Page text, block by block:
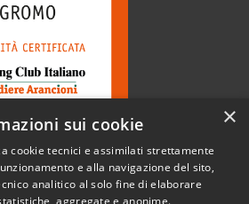
×
sui cookie
cookie tecnici e assimilati strettamente
e alla navigazione del sito,
analitico al solo fine di elaborare
aggregate e anonime.